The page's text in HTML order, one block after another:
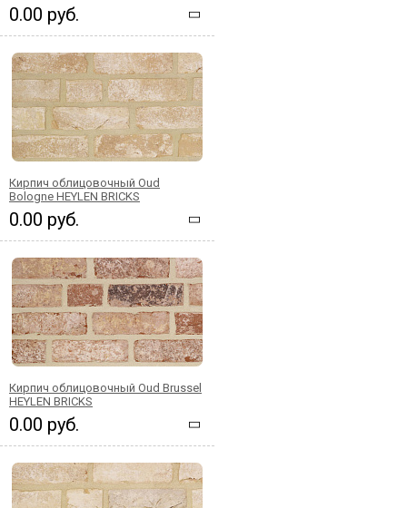
0.00 руб.
Кирпич облицовочный Oud
Bologne HEYLEN BRICKS
0.00 руб.
Кирпич облицовочный Oud Brussel
HEYLEN BRICKS
0.00 руб.